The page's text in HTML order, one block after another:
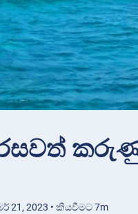
21, 2023 • කියවීමට 7m